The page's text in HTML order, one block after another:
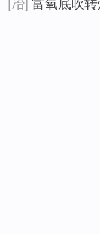
[冶] 富氧底吹